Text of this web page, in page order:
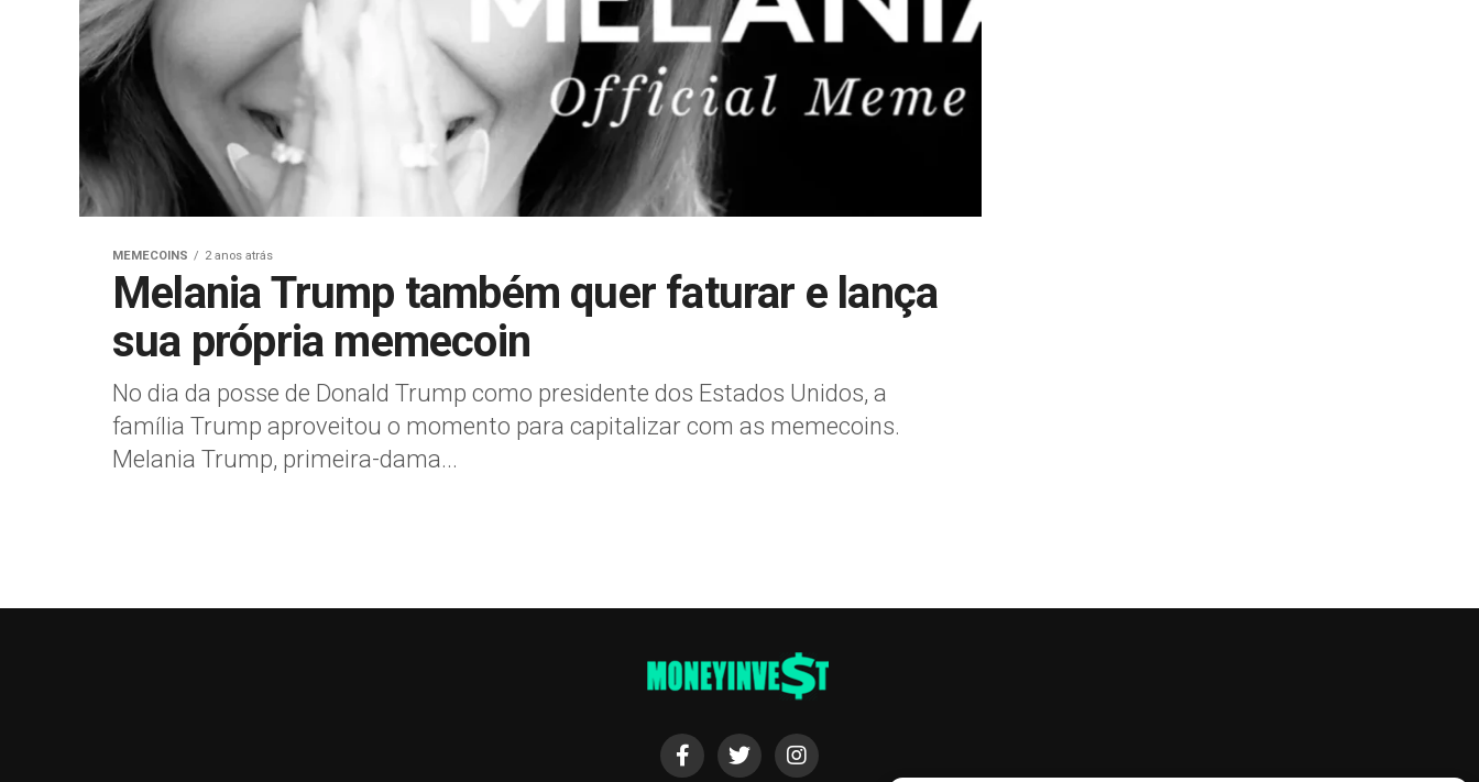
MEMECOINS 2 anos atrás
Melania Trump também quer faturar e lança
sua própria memecoin
No dia da posse de Donald Trump como presidente dos Estados Unidos, a
família Trump aproveitou o momento para capitalizar com as memecoins.
Melania Trump, primeira-dama...